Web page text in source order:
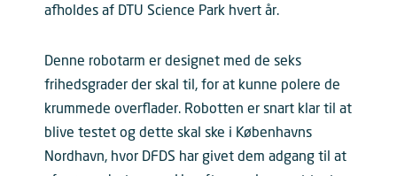
afholdes af DTU Science Park hvert år.
Denne robotarm er designet med de seks
frihedsgrader der skal til, for at kunne polere de
krummede overflader. Robotten er snart klar til at
blive testet og dette skal ske i Københavns
Nordhavn, hvor DFDS har givet dem adgang til at